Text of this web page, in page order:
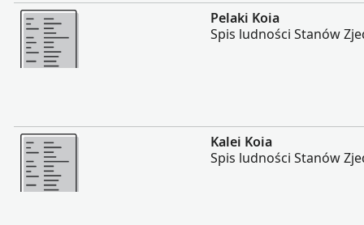
Więcej
Pelaki Koia
Spis ludności Stanów
Więcej
Kalei Koia
Spis ludności Stanów